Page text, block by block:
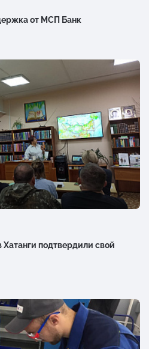
от МСП Банк
подтвердили свой